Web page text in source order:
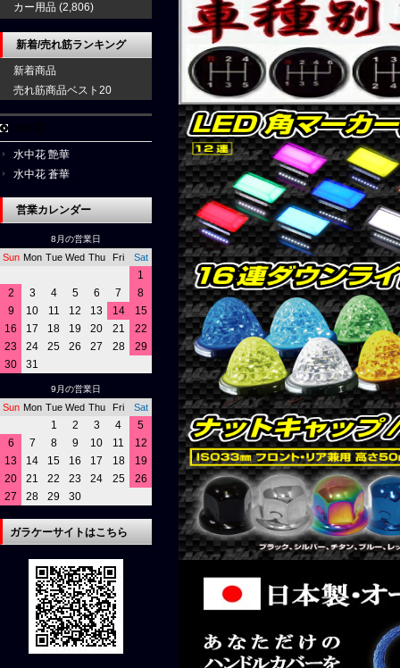
カー用品 (2,806)
新着/売れ筋ランキング
新着商品
売れ筋商品ベスト20
水中花 艶華
水中花 蒼華
営業カレンダー
8月の営業日
Sun Mon Tue Wed Thu Fri Sat
1
2
3 4 5 6 7
8
9
10 11 12 13 14
15
16
17 18 19 20 21
22
23
24 25 26 27 28
29
30
31
9月の営業日
Sun Mon Tue Wed Thu Fri Sat
1 2 3 4
5
6
7 8 9 10 11
12
13
14 15 16 17 18
19
20
21 22 23 24 25
26
27
28 29 30
ガラケーサイトはこちら